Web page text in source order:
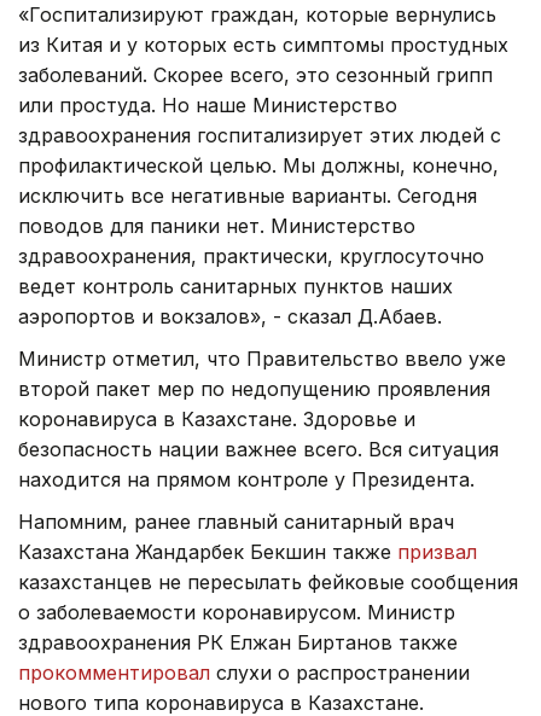
«Госпитализируют граждан, которые вернулись
из Китая и у которых есть симптомы простудных
заболеваний. Скорее всего, это сезонный грипп
или простуда. Но наше Министерство
здравоохранения госпитализирует этих людей с
профилактической целью. Мы должны, конечно,
исключить все негативные варианты. Сегодня
поводов для паники нет. Министерство
здравоохранения, практически, круглосуточно
ведет контроль санитарных пунктов наших
аэропортов и вокзалов», - сказал Д.Абаев.
Министр отметил, что Правительство ввело уже
второй пакет мер по недопущению проявления
коронавируса в Казахстане. Здоровье и
безопасность нации важнее всего. Вся ситуация
находится на прямом контроле у Президента.
Напомним, ранее главный санитарный врач
Казахстана Жандарбек Бекшин также призвал
казахстанцев не пересылать фейковые сообщения
о заболеваемости коронавирусом. Министр
здравоохранения РК Елжан Биртанов также
прокомментировал слухи о распространении
нового типа коронавируса в Казахстане.